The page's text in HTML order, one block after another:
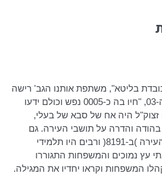
בליטא", משתפת אותנו הגב' רישה
בזיכרונות משנות ה-03, "חיו בה כ-0005 נפש וכולם ידעו
זצוק"ל היה אח של סבא של בעלי,
והדרה על תושבי העירה. גם
זצ"ל היה בן העירה )ב-8191( ורבים היו תלמידי
עץ נמוכים והמשפחות התגוררו
המשפחות וקראו יחדיו את המגילה.